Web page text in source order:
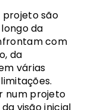
projeto são
da
com
da
várias
num projeto